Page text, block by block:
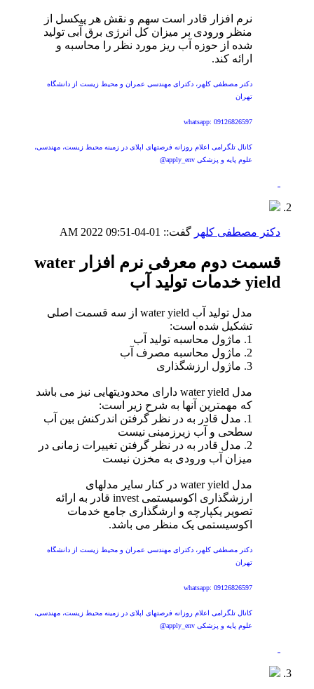
نرم افزار قادر است سهم و نقش هر پیکسل از
منظر ورودی بر میزان کل انرژی برق آبی تولید
شده از حوزه آب ریز مورد نظر را محاسبه و
ارائه کند.
دکتر مصطفی کلهر، دکترای مهندسی عمران و محیط زیست از دانشگاه
تهران
whatsapp: 09126826597
کانال تلگرامی اعلام روزانه فرصتهای اپلای در زمینه محیط زیست، مهندسی،
علوم پایه و پزشکی apply_env@
دکتر مصطفی کلهر گفت:: 01-04-2022
09:51 AM
قسمت دوم معرفی نرم افزار water
yield خدمات تولید آب
مدل تولید آب water yield از سه قسمت اصلی
تشکیل شده است:
1. ماژول محاسبه تولید آب
2. ماژول محاسبه مصرف آب
3. ماژول ارزشگذاری
مدل water yield دارای محدودیتهایی نیز می باشد
که مهمترین آنها به شرح زیر است:
1. مدل قادر به در نظر گرفتن اندرکنش بین آب
سطحی و آب زیرزمینی نیست
2. مدل قادر به در نظر گرفتن تغییرات زمانی در
میزان آب ورودی به مخزن نیست
مدل water yield در کنار سایر مدلهای
ارزشگذاری اکوسیستمی invest قادر به ارائه
تصویر یکپارچه و ارشگذاری جامع خدمات
اکوسیستمی یک منظر می باشد.
دکتر مصطفی کلهر، دکترای مهندسی عمران و محیط زیست از دانشگاه
تهران
whatsapp: 09126826597
کانال تلگرامی اعلام روزانه فرصتهای اپلای در زمینه محیط زیست، مهندسی،
علوم پایه و پزشکی apply_env@